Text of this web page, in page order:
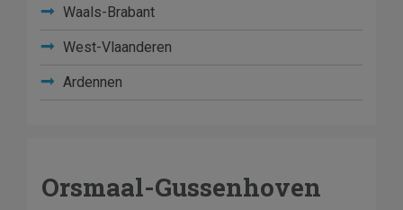
Waals-Brabant
West-Vlaanderen
Ardennen
Orsmaal-Gussenhoven